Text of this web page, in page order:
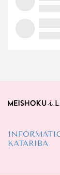
KATARIBA